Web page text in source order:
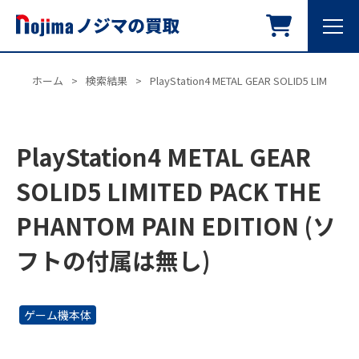
ホーム > 検索結果 > PlayStation4 METAL GEAR SOLID5 LIMITED
PlayStation4 METAL GEAR
SOLID5 LIMITED PACK THE
PHANTOM PAIN EDITION (ソ
フトの付属は無し)
ゲーム機本体